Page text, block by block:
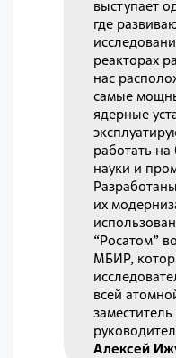
выступает
где
реакторах
нас
самые
ядерные
работать на
науки и
их
“Росатом”
МБИР,
всей
Алексей